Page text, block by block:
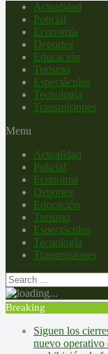
Actualidad
Policial
Economía
Deportes
Educación
Turismo
Espectáculos
Tecnología
Transmisiones
Menu
Actualidad
Policial
Economía
Deportes
Educación
Turismo
Espectáculos
Tecnología
Transmisiones
Breaking
Siguen los
nuevo operativo